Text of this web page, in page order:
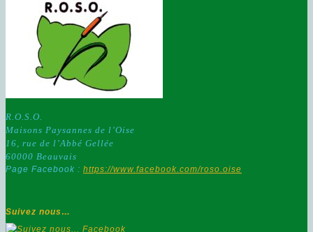
R.O.S.O.
Maisons Paysannes de l’Oise
16, rue de l’Abbé Gellée
60000 Beauvais
Page Facebook : https://www.facebook.com/roso.oise
Suivez nous…